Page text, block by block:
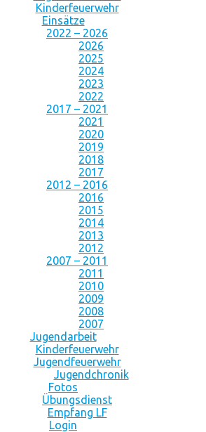
Kinderfeuerwehr
Einsätze
2022 – 2026
2026
2025
2024
2023
2022
2017 – 2021
2021
2020
2019
2018
2017
2012 – 2016
2016
2015
2014
2013
2012
2007 – 2011
2011
2010
2009
2008
2007
Jugendarbeit
Kinderfeuerwehr
Jugendfeuerwehr
Jugendchronik
Fotos
Übungsdienst
Empfang LF
Login